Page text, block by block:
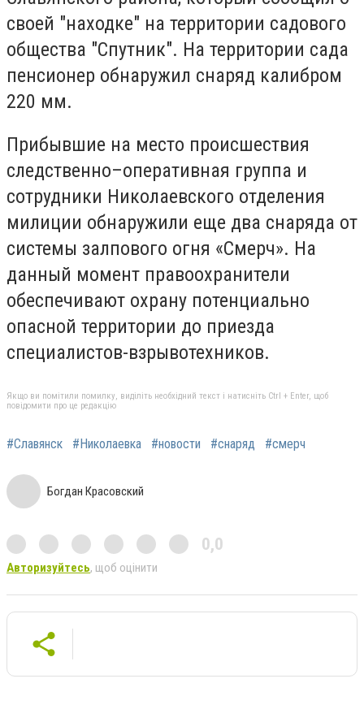
своей "находке" на территории садового
общества "Спутник". На территории сада
пенсионер обнаружил снаряд калибром
220 мм.
Прибывшие на место происшествия
следственно–оперативная группа и
сотрудники Николаевского отделения
милиции обнаружили еще два снаряда от
системы залпового огня «Смерч». На
данный момент правоохранители
обеспечивают охрану потенциально
опасной территории до приезда
специалистов-взрывотехников.
Якщо ви помітили помилку, виділіть необхідний текст і натисніть Ctrl + Enter, щоб
повідомити про це редакцію
#Славянск #Николаевка #новости #снаряд #смерч
Богдан Красовский
0,0
Авторизуйтесь, щоб оцінити